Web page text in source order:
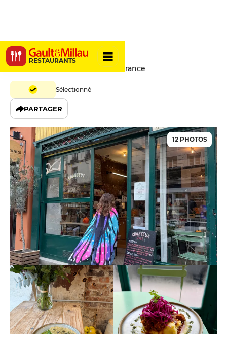
RESTAURANTS
Chanceux
57 Rue Saint-Maur, 75011 Paris, France
Sélectionné
PARTAGER
12 PHOTOS